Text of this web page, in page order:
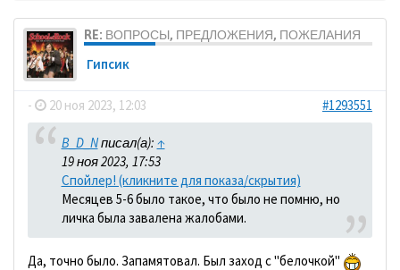
RE: ВОПРОСЫ, ПРЕДЛОЖЕНИЯ, ПОЖЕЛАНИЯ
Гипсик
- 20 ноя 2023, 12:03 #1293551
B_D_Nписал(а): ↑
19 ноя 2023, 17:53
Спойлер! (кликните для показа/скрытия)
Месяцев 5-6 было такое, что было не помню, но
личка была завалена жалобами.
Да, точно было. Запамятовал. Был заход с "белочкой"